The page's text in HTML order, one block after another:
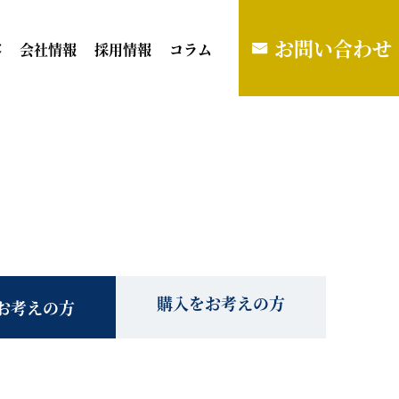
会社情報 採用情報 コラム お問い合わせ
考えの方 購入をお考えの方